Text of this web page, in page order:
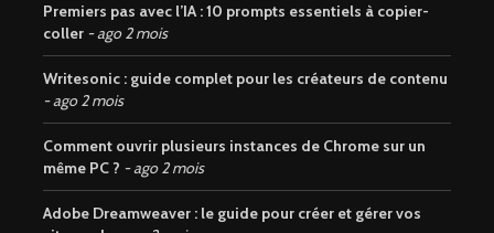
Premiers pas avec l’IA : 10 prompts essentiels à copier-
coller
ago 2 mois
Writesonic : guide complet pour les créateurs de contenu
ago 2 mois
Comment ouvrir plusieurs instances de Chrome sur un
même PC ?
ago 2 mois
Adobe Dreamweaver : le guide pour créer et gérer vos